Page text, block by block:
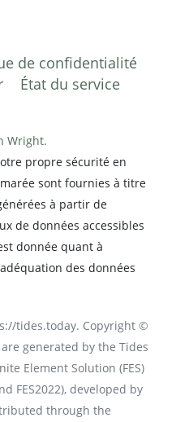
de confidentialité
État du service
Wright.
propre sécurité en
sont fournies à titre
à partir de
de données accessibles
donnée quant à
des données
tides.today. Copyright ©
generated by the Tides
Element Solution (FES)
FES2022), developed by
through the